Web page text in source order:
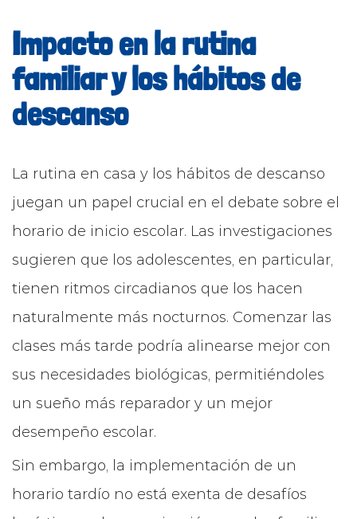
Impacto en la rutina
familiar y los hábitos de
descanso
La rutina en casa y los hábitos de descanso
juegan un papel crucial en el debate sobre el
horario de inicio escolar. Las investigaciones
sugieren que los adolescentes, en particular,
tienen ritmos circadianos que los hacen
naturalmente más nocturnos. Comenzar las
clases más tarde podría alinearse mejor con
sus necesidades biológicas, permitiéndoles
un sueño más reparador y un mejor
desempeño escolar.
Sin embargo, la implementación de un
horario tardío no está exenta de desafíos